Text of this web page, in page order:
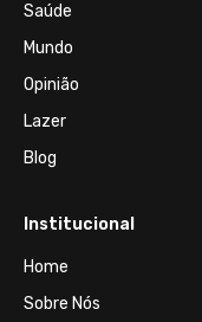
Saúde
Mundo
Opinião
Lazer
Blog
Institucional
Home
Sobre Nós